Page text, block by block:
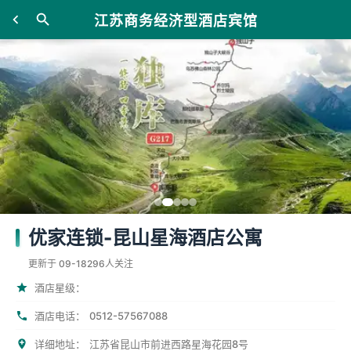
江苏商务经济型酒店宾馆
优家连锁-昆山星海酒店公寓
更新于 09-18296人关注
酒店星级：
酒店电话： 0512-57567088
详细地址： 江苏省昆山市前进西路星海花园8号